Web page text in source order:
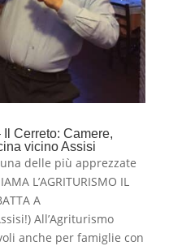
Cerreto: Camere,
vicino Assisi
una delle più apprezzate
L’AGRITURISMO IL
A
All’Agriturismo
anche per famiglie con